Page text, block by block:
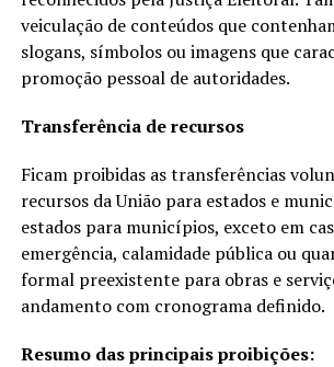
veiculação de conteúdos que
slogans, símbolos ou imagens que
promoção pessoal de autoridades.
Transferência de recursos
Ficam proibidas as transferências
recursos da União para estados e
estados para municípios, exceto em
emergência, calamidade pública ou
formal preexistente para obras e
andamento com cronograma definido.
Resumo das principais proibições: